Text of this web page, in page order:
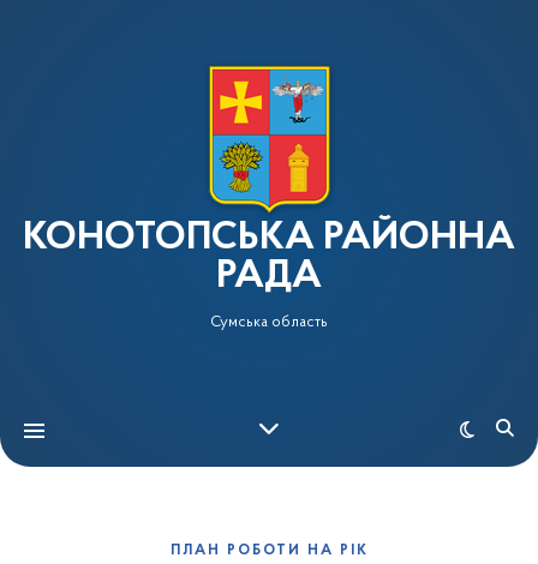
КОНОТОПСЬКА РАЙОННА
РАДА
Сумська область
ПЛАН РОБОТИ НА РІК